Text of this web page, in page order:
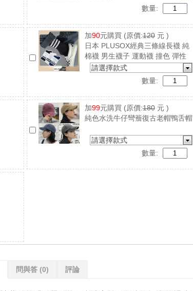
數量:
加90元購買 (原價:120元 )
日本 PLUSOX經典三條線長襪 純
棉襪 男生襪子 運動襪 撞色 彈性
襪 吸汗 防臭
請選擇款式
數量:
加99元購買 (原價:180元 )
純色水洗牛仔彎簷復古老帽鴨舌帽
請選擇款式
數量:
問與答 (0) 評論